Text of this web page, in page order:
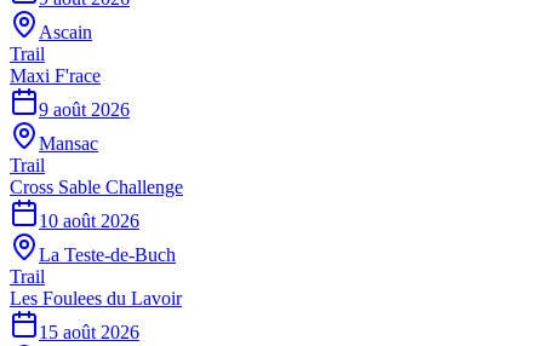
Ascain
Trail
Maxi F'race
9 août 2026
Mansac
Trail
Cross Sable Challenge
10 août 2026
La Teste-de-Buch
Trail
Les Foulees du Lavoir
15 août 2026